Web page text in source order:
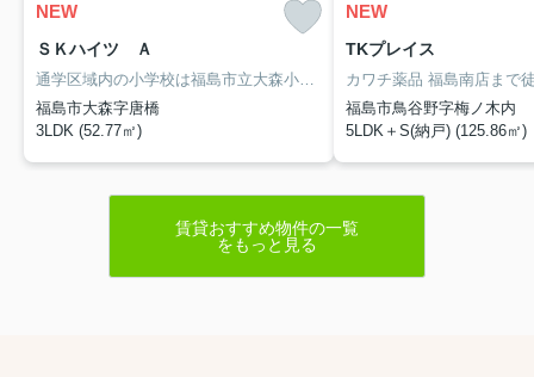
NEW
ＳＫハイツ Ａ
通学区域内の小学校は福島市立大森小学校で徒歩7分です。洗面所が独立しているので、ニーズの高い物件です。TVインターフォン付きの、セキュリティに配慮した物件です。こちらはペット相談可の物件です。お気軽にご相談ください。交通の便の良さは、住まい探しの大事な決め手です。東北本線南福島周辺のお部屋探しなら、当社へお気軽にご相談ください。
福島市大森字唐橋
3LDK (52.77㎡)
NEW
TKプレイス
福島市鳥谷野字梅ノ木内
5LDK＋S(納戸) (125.86㎡)
賃貸おすすめ物件の一覧
をもっと見る